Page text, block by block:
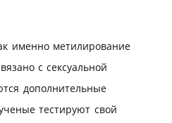
именно метилирование
с сексуальной
дополнительные
тестируют свой